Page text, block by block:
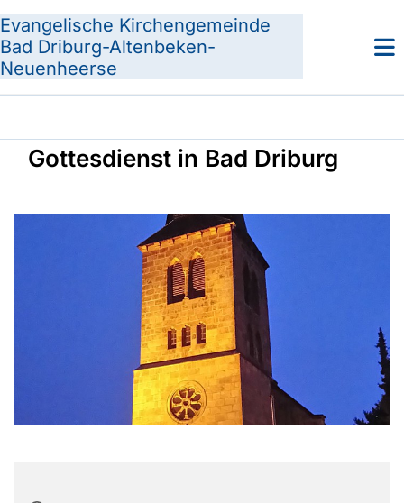
Evangelische Kirchengemeinde
Bad Driburg-Altenbeken-
Neuenheerse
Gottesdienst in Bad Driburg